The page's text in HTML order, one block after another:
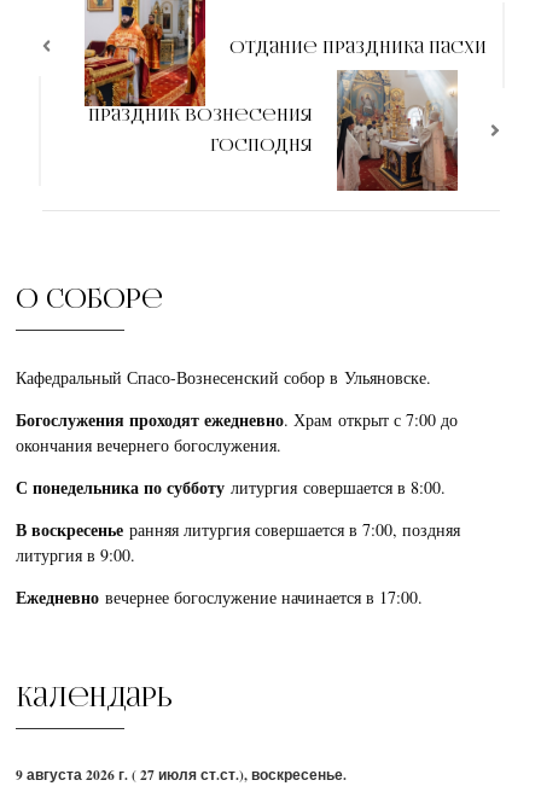
Отдание праздника Пасхи
Праздник Вознесения
Господня
О соборе
Кафедральный Спасо-Вознесенский собор в Ульяновске.
Богослужения проходят ежедневно. Храм открыт с 7:00 до
окончания вечернего богослужения.
С понедельника по субботулитургия совершается в 8:00.
В воскресеньеранняя литургия совершается в 7:00, поздняя
литургия в 9:00.
Ежедневновечернее богослужение начинается в 17:00.
Календарь
9 августа 2026 г. ( 27 июля ст.ст.), воскресенье.